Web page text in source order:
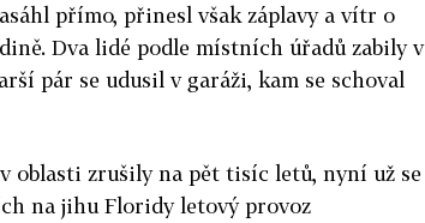
přímo, přinesl však záplavy a vítr o
Dva lidé podle místních úřadů zabily v
pár se udusil v garáži, kam se schoval
oblasti zrušily na pět tisíc letů, nyní už se
na jihu Floridy letový provoz